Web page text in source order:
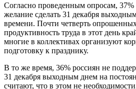
Согласно проведенным опросам, 37%
желание сделать 31 декабря
времени. Почти четверть
продуктивность труда в этот день
многие в коллективах организуют
подготовку к празднику.
В то же время, 36% россиян не
31 декабря выходным днем на
считают, что в этом не